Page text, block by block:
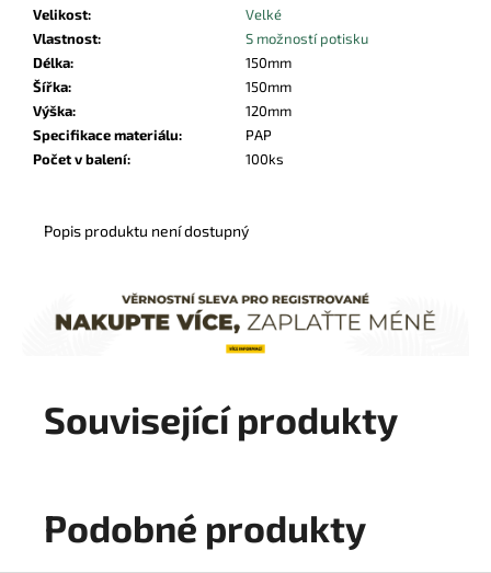
Popis produktu není dostupný
Velikost:
Velké
Vlastnost:
S možností potisku
Délka:
150mm
Šířka:
150mm
Výška:
120mm
Specifikace materiálu:
PAP
Počet v balení: 100ks
Související produkty
Podobné produkty
Kč